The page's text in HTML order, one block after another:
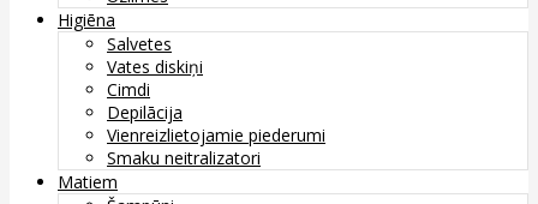
Higiēna
Salvetes
Vates diskiņi
Cimdi
Depilācija
Vienreizlietojamie piederumi
Smaku neitralizatori
Matiem